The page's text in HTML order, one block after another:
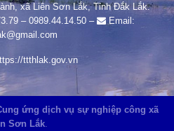
xã Liên Sơn Lắk, Tỉnh Đắk Lắk.
– 0989.44.14.50 –
Email:
ttthlak.gov.vn
ứng dịch vụ sự nghiệp công xã
Sơn Lắk.